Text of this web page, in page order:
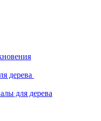
дерева
для дерева